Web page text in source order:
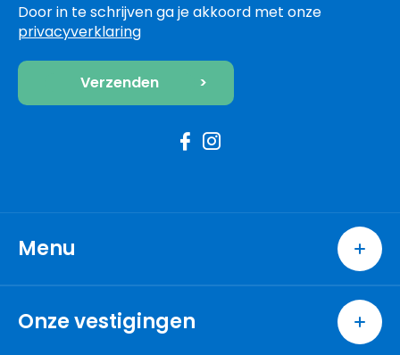
Door in te schrijven ga je akkoord met onze
privacyverklaring
Menu
Home
Excellent
Onze vestigingen